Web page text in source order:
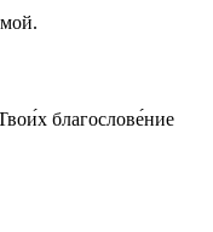
благослове́ние